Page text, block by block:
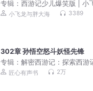
专辑：西游记少儿爆笑版 | 小
系列|睡前故事
小飞龙与胖大海 3389
302章 孙悟空怒斗妖怪先锋
专辑：解密西游记：探索西游
知的一面 厚黑学 博弈
匠心有声书 2万